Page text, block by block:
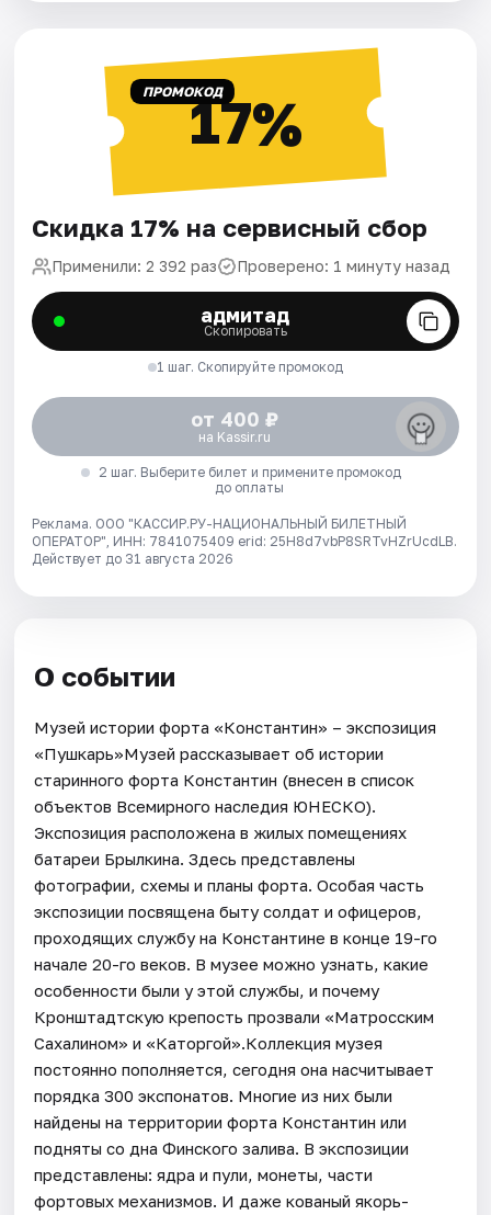
ПРОМОКОД17%
Скидка 17% на сервисный сбор
Применили: 2 392 раз Проверено: 1 минуту назад
адмитад
Скопировать
1 шаг. Скопируйте промокод
от 400 ₽
на Kassir.ru
2 шаг. Выберите билет и примените промокод
до оплаты
Реклама. ООО "КАССИР.РУ-НАЦИОНАЛЬНЫЙ БИЛЕТНЫЙ
ОПЕРАТОР", ИНН: 7841075409 erid: 25H8d7vbP8SRTvHZrUcdLB.
Действует до 31 августа 2026
О событии
Музей истории форта «Константин» – экспозиция
«Пушкарь»Музей рассказывает об истории
старинного форта Константин (внесен в список
объектов Всемирного наследия ЮНЕСКО).
Экспозиция расположена в жилых помещениях
батареи Брылкина. Здесь представлены
фотографии, схемы и планы форта. Особая часть
экспозиции посвящена быту солдат и офицеров,
проходящих службу на Константине в конце 19-го
начале 20-го веков. В музее можно узнать, какие
особенности были у этой службы, и почему
Кронштадтскую крепость прозвали «Матросским
Сахалином» и «Каторгой».Коллекция музея
постоянно пополняется, сегодня она насчитывает
порядка 300 экспонатов. Многие из них были
найдены на территории форта Константин или
подняты со дна Финского залива. В экспозиции
представлены: ядра и пули, монеты, части
фортовых механизмов. И даже кованый якорь-